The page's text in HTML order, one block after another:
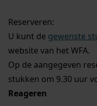
Reserveren:
U kunt de gewenste
website van het WFA.
Op de aangegeven
stukken om 9.30 uur
Reageren